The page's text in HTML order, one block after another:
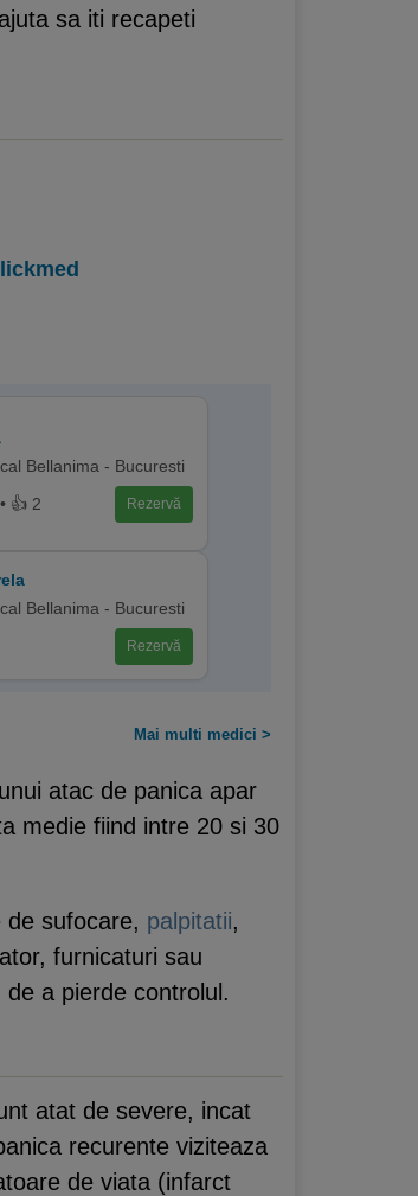
sa iti recapeti
Bellanima - Bucuresti
👍 2 Rezervă
Bellanima - Bucuresti
Rezervă
Mai multi medici >
atac de panica apar
medie fiind intre 20 si 30
sufocare, palpitatii,
furnicaturi sau
a pierde controlul.
atat de severe, incat
recurente viziteaza
de viata (infarct